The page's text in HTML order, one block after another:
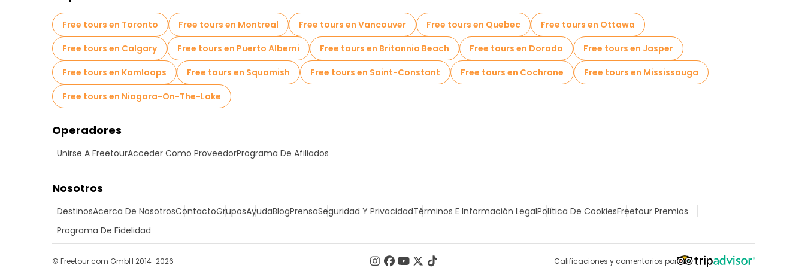
Free tours en Toronto Free tours en Montreal Free tours en Vancouver Free tours en Quebec
Free tours en Ottawa
Free tours en Calgary
Free tours en Puerto Alberni Free tours en Britannia Beach Free tours en Dorado
Free tours en Jasper
Free tours en Kamloops
Free tours en Squamish Free tours en Saint-Constant Free tours en Cochrane
Free tours en Mississauga
Free tours en Niagara-On-The-Lake
Operadores
Unirse A FreetourAcceder Como ProveedorPrograma De Afiliados
Nosotros
DestinosAcerca De NosotrosContactoGruposAyudaBlogPrensaSeguridad Y PrivacidadTérminos E Información LegalPolítica De CookiesFreetour Premios
Programa De Fidelidad
Calificaciones y comentarios por
© Freetour.com GmbH 2014-2026